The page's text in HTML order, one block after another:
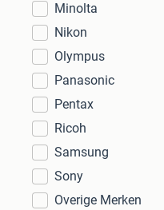
Minolta
Nikon
Olympus
Panasonic
Pentax
Ricoh
Samsung
Sony
Overige Merken